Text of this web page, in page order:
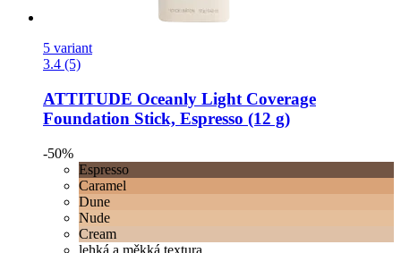
5 variant
3.4 (5)
ATTITUDE Oceanly Light Coverage
Foundation Stick, Espresso (12 g)
-50%
Espresso
Caramel
Dune
Nude
Cream
lehká a měkká textura